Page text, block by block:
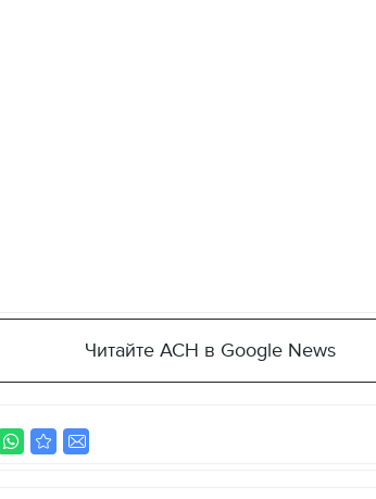
Читайте АСН в Google News